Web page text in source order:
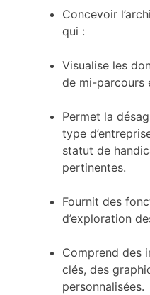
Concevoir
qui :
Visualise les
de mi-parcours
Permet la
type
statut de
pertinentes.
Fournit des
d’exploration
Comprend des
clés, des
personnalisées.